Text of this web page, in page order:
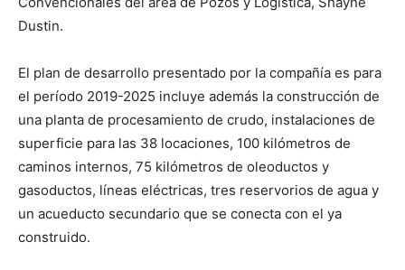
Dustin.
El plan de desarrollo presentado por la compañía es para
el período 2019-2025 incluye además la construcción de
una planta de procesamiento de crudo, instalaciones de
superficie para las 38 locaciones, 100 kilómetros de
caminos internos, 75 kilómetros de oleoductos y
gasoductos, líneas eléctricas, tres reservorios de agua y
un acueducto secundario que se conecta con el ya
construido.